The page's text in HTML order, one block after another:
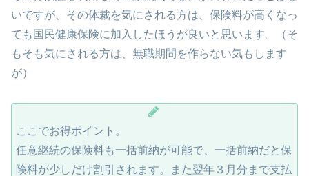
いですが、その体裁を気にされる方は、保険料が高くなっ
ても国民健康保険に加入したほうが良いと思います。（そ
もそも気にされる方は、無職期間を作らない気もします
が）
ここでお得ポイント。
任意継続の保険料も一括前納が可能で、一括前納だと保
険料が少しだけ割引されます。また翌年３月分まで支払